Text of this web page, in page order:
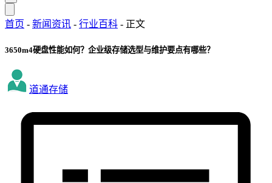
首页 - 新闻资讯 - 行业百科 - 正文
3650m4硬盘性能如何？企业级存储选型与维护要点有哪些？
道通存储